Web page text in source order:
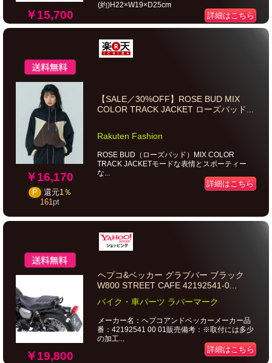
￥15,700
(約)H22×W19×D25cm
詳細はこちら
￥16,170
P 還元1％
161pt
【SALE／30%OFF】ROSE BUD MIX
COLOR TRACK JACKET ローズバッド...
Rakuten Fashion
ROSE BUD（ローズバッド）MIX COLOR
TRACK JACKETモードな表情とスポーティー
な...
詳細はこちら
￥19,800
ヘプコ&ベッカー グラブバー ブラック
W800 STREET CAFE 42192541-0...
バイク・車パーツ ラバーマーク
メーカー名：ヘプコアンドベッカーメーカー品
番：42192541 00 01販売備考：※取付には多少
の加工...
詳細はこちら